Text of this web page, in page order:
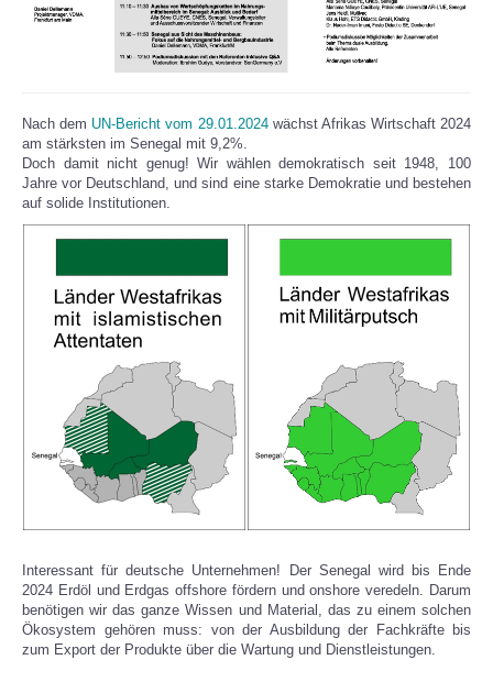
Nach dem UN-Bericht vom 29.01.2024wächst Afrikas Wirtschaft 2024
am stärksten im Senegal mit 9,2%.
Doch damit nicht genug! Wir wählen demokratisch seit 1948, 100
Jahre vor Deutschland, und sind eine starke Demokratie und bestehen
auf solide Institutionen.
Interessant für deutsche Unternehmen! Der Senegal wird bis Ende
2024 Erdöl und Erdgas offshore fördern und onshore veredeln. Darum
benötigen wir das ganze Wissen und Material, das zu einem solchen
Ökosystem gehören muss: von der Ausbildung der Fachkräfte bis
zum Export der Produkte über die Wartung und Dienstleistungen.